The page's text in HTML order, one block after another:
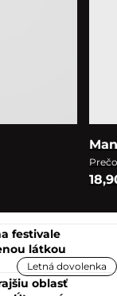
festivale
látkou
Letná dovolenka
oblasť